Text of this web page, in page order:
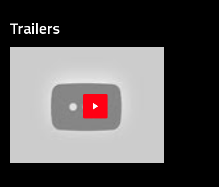
Trailers